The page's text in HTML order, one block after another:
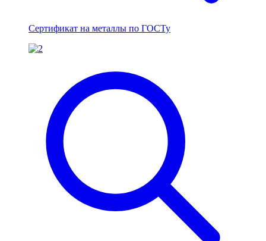
Сертификат на металлы по ГОСТу